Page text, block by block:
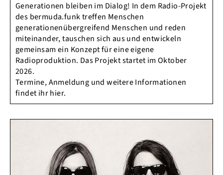
Generationen bleiben im Dialog! In dem Radio-Projekt
des bermuda.funk treffen Menschen
generationenübergreifend Menschen und reden
miteinander, tauschen sich aus und entwickeln
gemeinsam ein Konzept für eine eigene
Radioproduktion. Das Projekt startet im Oktober
2026.
Termine, Anmeldung und weitere Informationen
findet ihr hier.